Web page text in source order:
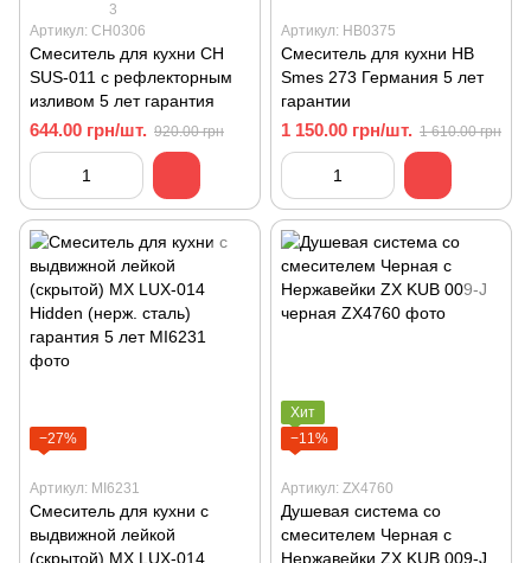
3
Артикул: CH0306
Смеситель для кухни CH
SUS-011 с рефлекторным
изливом 5 лет гарантия
644.00 грн/шт. 920.00 грн
Артикул: HB0375
Смеситель для кухни HB
Smes 273 Германия 5 лет
гарантии
1 150.00 грн/шт. 1 610.00 грн
−27%
Артикул: MI6231
Смеситель для кухни с
выдвижной лейкой
(скрытой) MХ LUX-014
Хит
−11%
Артикул: ZX4760
Душевая система со
смесителем Черная с
Нержавейки ZX KUB 009-J